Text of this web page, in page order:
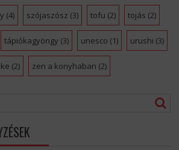
(4) szójaszósz (3) tofu (2) tojás (2)
tápiókagyöngy (3) unesco (1) urushi (3)
(2) zen a konyhaban (2)